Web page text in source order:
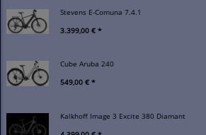
Stevens E-Comuna 7.4.1
3.399,00 € *
Cube Aruba 240
549,00 € *
Kalkhoff Image 3 Excite 380 Diamant